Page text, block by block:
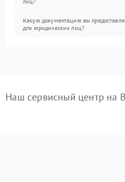
Какую документацию вы
для юридических лиц?
Наш сервисный центр на